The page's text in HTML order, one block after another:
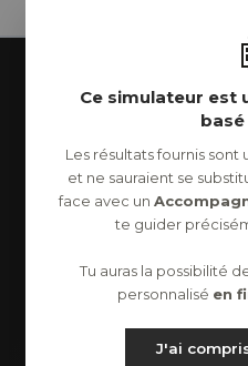
Ce simulateur est
Les résultats fournis sont
et ne sauraient se
face avec un
te guider
Tu auras la possibilité
personnalisé en
J'ai